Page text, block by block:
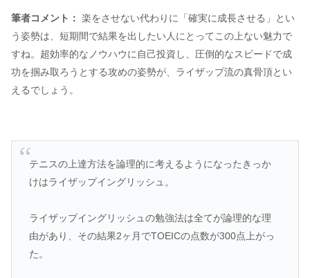
筆者コメント： 楽をさせない代わりに「確実に成長させる」とい
う姿勢は、短期間で結果を出したい人にとってこの上ない魅力で
すね。超効率的なノウハウに自己投資し、圧倒的なスピードで成
功を掴み取ろうとする攻めの姿勢が、ライザップ流の真骨頂とい
えるでしょう。
テニスの上達方法を論理的に考えるようになったきっか
けはライザップイングリッシュ。
ライザップイングリッシュの勉強法は全てが論理的な理
由があり、その結果2ヶ月でTOEICの点数が300点上がっ
た。